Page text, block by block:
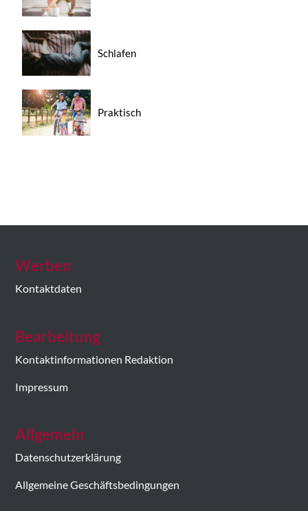
Schlafen
Praktisch
Werben
Kontaktdaten
Bearbeitung
Kontaktinformationen Redaktion
Impressum
Allgemein
Datenschutzerklärung
Allgemeine Geschäftsbedingungen